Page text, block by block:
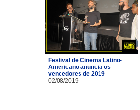
Festival de Cinema Latino-
Americano anuncia os
vencedores de 2019
02/08/2019